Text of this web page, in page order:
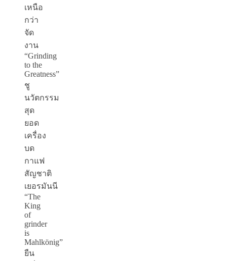
เหนือ
กว่า
จัด
งาน
“Grinding
to the
Greatness”
ชู
นวัตกรรม
สุด
ยอด
เครื่อง
บด
กาแฟ
สัญชาติ
เยอรมันนี
“The
King
of
grinder
is
Mahlkönig”
ยืน